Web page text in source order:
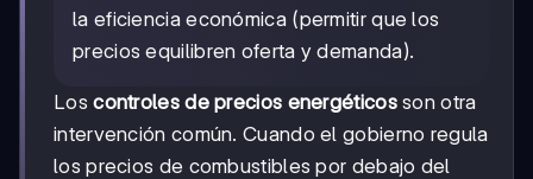
la eficiencia económica (permitir que los
precios equilibren oferta y demanda).
Loscontroles de precios energéticosson otra
intervención común. Cuando el gobierno regula
los precios de combustibles por debajo del